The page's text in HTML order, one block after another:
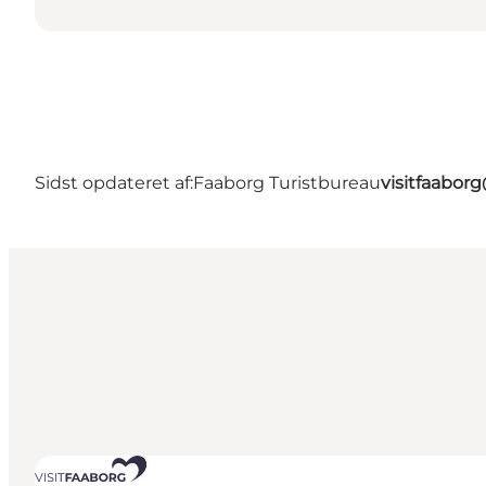
Sidst opdateret af:Faaborg Turistbureau